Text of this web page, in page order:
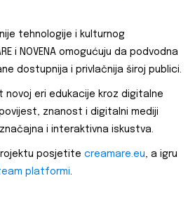
tehnologije i kulturnog
i NOVENA omogućuju da podvodna
dostupnija i privlačnija široj publici.
novoj eri edukacije kroz digitalne
znanost i digitalni mediji
i interaktivna iskustva.
posjetite creamare.eu, a igru
platformi.